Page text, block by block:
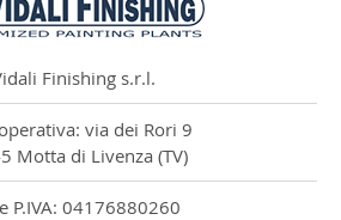
Finishing s.r.l.
via dei Rori 9
Motta di Livenza (TV)
P.IVA: 04176880260